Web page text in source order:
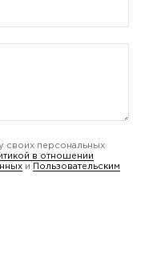
своих персональных
в отношении
и
Пользовательским